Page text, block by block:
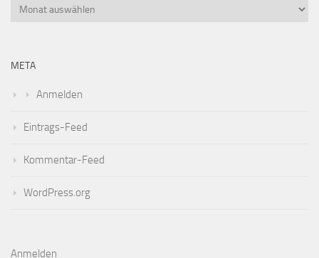
META
Anmelden
Eintrags-Feed
Kommentar-Feed
WordPress.org
Anmelden